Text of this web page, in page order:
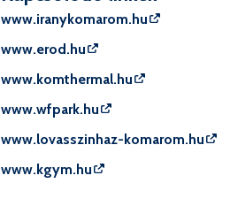
www.iranykomarom.hu
www.erod.hu
www.komthermal.hu
www.wfpark.hu
www.lovasszinhaz-komarom.hu
www.kgym.hu